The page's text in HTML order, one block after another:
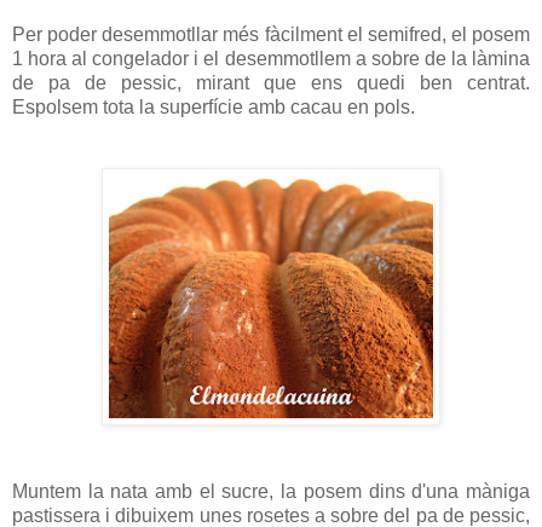
Per poder desemmotllar més fàcilment el semifred, el posem
1 hora al congelador i el desemmotllem a sobre de la làmina
de pa de pessic, mirant que ens quedi ben centrat.
Espolsem tota la superfície amb cacau en pols.
Muntem la nata amb el sucre, la posem dins d'una màniga
pastissera i dibuixem unes rosetes a sobre del pa de pessic,